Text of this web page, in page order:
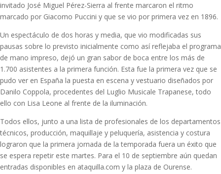
invitado José Miguel Pérez-Sierra al frente marcaron el ritmo
marcado por Giacomo Puccini y que se vio por primera vez en 1896.
Un espectáculo de dos horas y media, que vio modificadas sus
pausas sobre lo previsto inicialmente como así reflejaba el programa
de mano impreso, dejó un gran sabor de boca entre los más de
1.700 asistentes a la primera función. Esta fue la primera vez que se
pudo ver en España la puesta en escena y vestuario diseñados por
Danilo Coppola, procedentes del Luglio Musicale Trapanese, todo
ello con Lisa Leone al frente de la iluminación.
Todos ellos, junto a una lista de profesionales de los departamentos
técnicos, producción, maquillaje y peluquería, asistencia y costura
lograron que la primera jornada de la temporada fuera un éxito que
se espera repetir este martes. Para el 10 de septiembre aún quedan
entradas disponibles en ataquilla.com y la plaza de Ourense.